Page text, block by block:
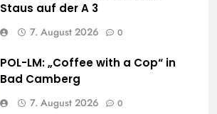
Staus auf der A 3
7. August 2026 0
POL-LM: „Coffee with a Cop“ in
Bad Camberg
7. August 2026 0